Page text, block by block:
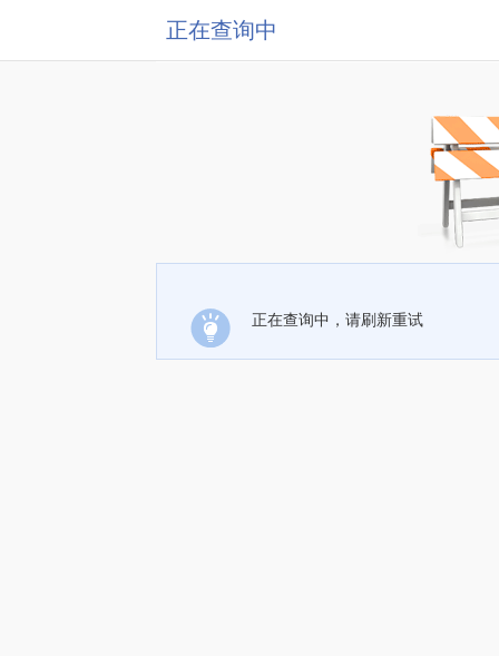
正在查询中
正在查询中，请刷新重试